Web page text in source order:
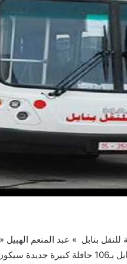
أسطول الشركة الجهوية للنقل لولاية